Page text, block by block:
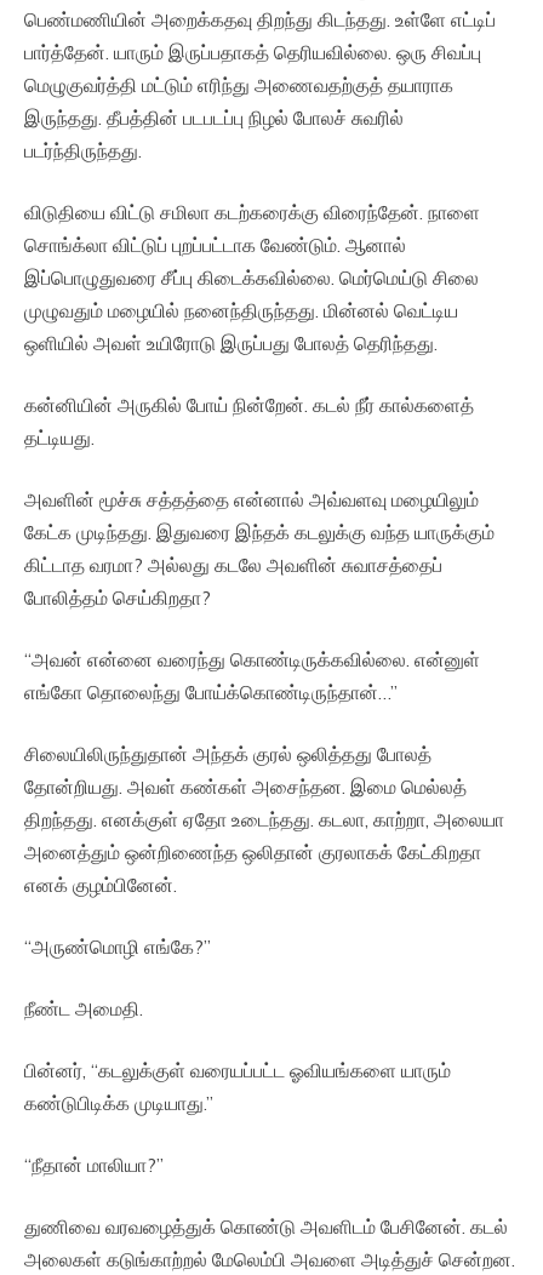
பெண்மணியின் அறைக்கதவு திறந்து கிடந்தது. உள்ளே எட்டிப்
பார்த்தேன். யாரும் இருப்பதாகத் தெரியவில்லை. ஒரு சிவப்பு
மெழுகுவர்த்தி மட்டும் எரிந்து அணைவதற்குத் தயாராக
இருந்தது. தீபத்தின் படபடப்பு நிழல் போலச் சுவரில்
படர்ந்திருந்தது.
விடுதியை விட்டு சமிலா கடற்கரைக்கு விரைந்தேன். நாளை
சொங்க்லா விட்டுப் புறப்பட்டாக வேண்டும். ஆனால்
இப்பொழுதுவரை சீப்பு கிடைக்கவில்லை. மெர்மெய்டு சிலை
முழுவதும் மழையில் நனைந்திருந்தது. மின்னல் வெட்டிய
ஒளியில் அவள் உயிரோடு இருப்பது போலத் தெரிந்தது.
கன்னியின் அருகில் போய் நின்றேன். கடல் நீர் கால்களைத்
தட்டியது.
அவளின் மூச்சு சத்தத்தை என்னால் அவ்வளவு மழையிலும்
கேட்க முடிந்தது. இதுவரை இந்தக் கடலுக்கு வந்த யாருக்கும்
கிட்டாத வரமா? அல்லது கடலே அவளின் சுவாசத்தைப்
போலித்தம் செய்கிறதா?
“அவன் என்னை வரைந்து கொண்டிருக்கவில்லை. என்னுள்
எங்கோ தொலைந்து போய்க்கொண்டிருந்தான்…”
சிலையிலிருந்துதான் அந்தக் குரல் ஒலித்தது போலத்
தோன்றியது. அவள் கண்கள் அசைந்தன. இமை மெல்லத்
திறந்தது. எனக்குள் ஏதோ உடைந்தது. கடலா, காற்றா, அலையா
அனைத்தும் ஒன்றிணைந்த ஒலிதான் குரலாகக் கேட்கிறதா
எனக் குழம்பினேன்.
“அருண்மொழி எங்கே?”
நீண்ட அமைதி.
பின்னர், “கடலுக்குள் வரையப்பட்ட ஓவியங்களை யாரும்
கண்டுபிடிக்க முடியாது.”
“நீதான் மாலியா?”
துணிவை வரவழைத்துக் கொண்டு அவளிடம் பேசினேன். கடல்
அலைகள் கடுங்காற்றல் மேலெம்பி அவளை அடித்துச் சென்றன.